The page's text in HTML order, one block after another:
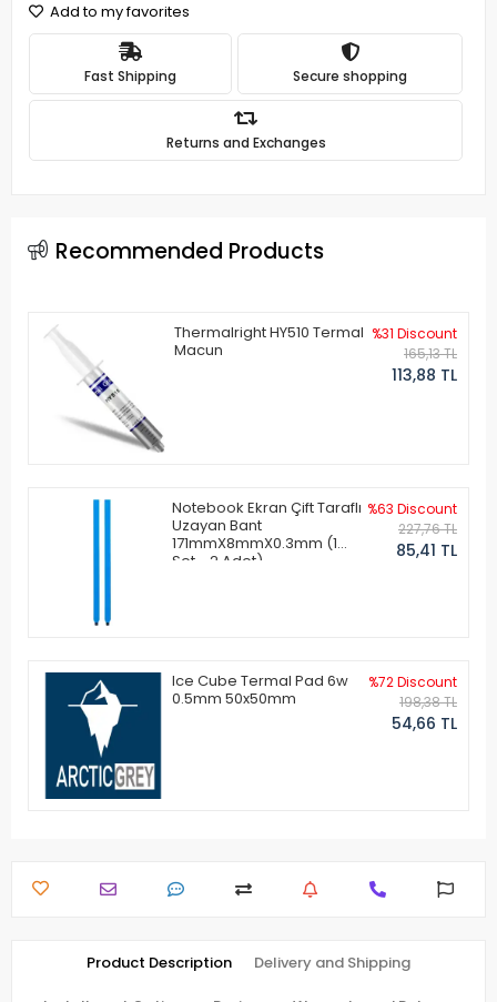
Add to my favorites
Fast Shipping Secure shopping
Returns and Exchanges
Recommended Products
Thermalright HY510 Termal
Macun
%31 Discount
165,13 TL
113,88 TL
Notebook Ekran Çift Taraflı
Uzayan Bant
171mmX8mmX0.3mm (1
Set - 2 Adet)
%63 Discount
227,76 TL
85,41 TL
Ice Cube Termal Pad 6w
0.5mm 50x50mm
%72 Discount
198,38 TL
54,66 TL
Product Description Delivery and Shipping